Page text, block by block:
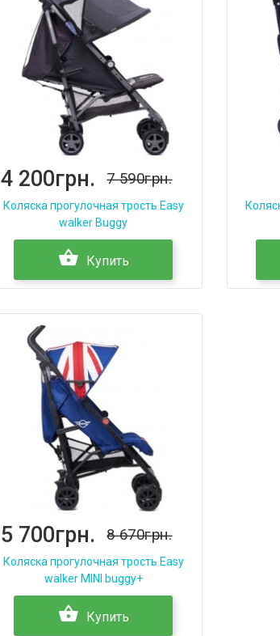
4 200грн. 7 590грн.
Коляска прогулочная трость Easy
walker Buggy
Купить
5 700грн. 8 670грн.
Коляска прогулочная трость Easy
walker MINI buggy+
Купить